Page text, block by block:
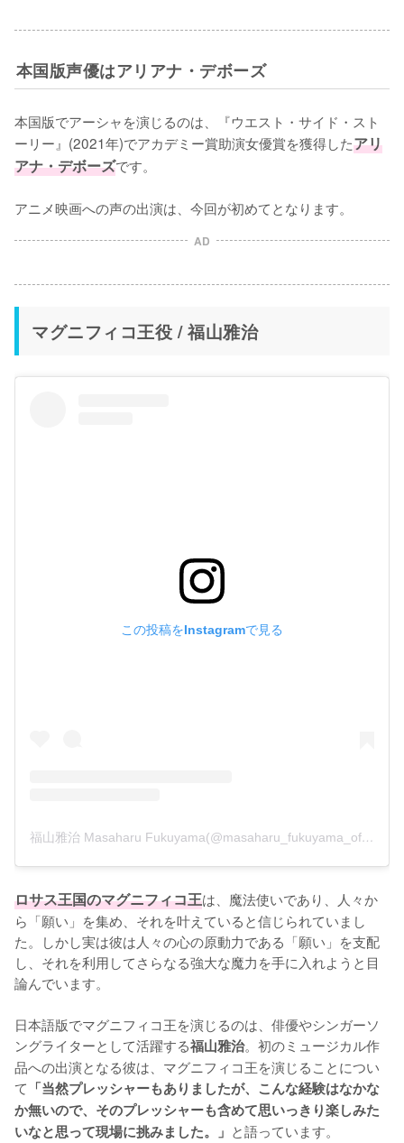
本国版声優はアリアナ・デボーズ
本国版でアーシャを演じるのは、『ウエスト・サイド・スト
ーリー』(2021年)でアカデミー賞助演女優賞を獲得したアリ
アナ・デボーズです。
アニメ映画への声の出演は、今回が初めてとなります。
AD
マグニフィコ王役 / 福山雅治
この投稿をInstagramで見る
福山雅治 Masaharu Fukuyama(@masaharu_fukuyama_official)がシェアした投稿
ロサス王国のマグニフィコ王は、魔法使いであり、人々か
ら「願い」を集め、それを叶えていると信じられていまし
た。しかし実は彼は人々の心の原動力である「願い」を支配
し、それを利用してさらなる強大な魔力を手に入れようと目
論んでいます。
日本語版でマグニフィコ王を演じるのは、俳優やシンガーソ
ングライターとして活躍する福山雅治。初のミュージカル作
品への出演となる彼は、マグニフィコ王を演じることについ
て 「当然プレッシャーもありましたが、こんな経験はなかな
か無いので、そのプレッシャーも含めて思いっきり楽しみた
いなと思って現場に挑みました。」 と語っています。